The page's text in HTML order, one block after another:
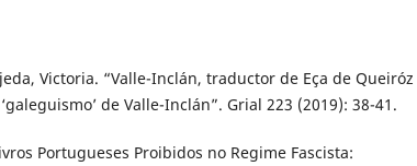
Victoria. “Valle-Inclán, traductor de Eça de Queiróz
de Valle-Inclán”. Grial 223 (2019): 38-41.
Portugueses Proibidos no Regime Fascista: